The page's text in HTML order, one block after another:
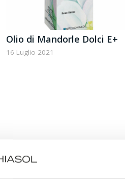
Olio di Mandorle Dolci E+
16 Luglio 2021